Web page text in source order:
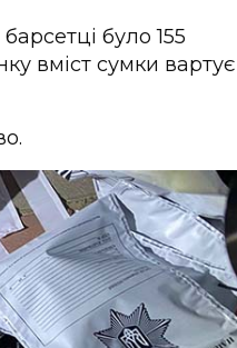
було 155
вміст сумки вартує